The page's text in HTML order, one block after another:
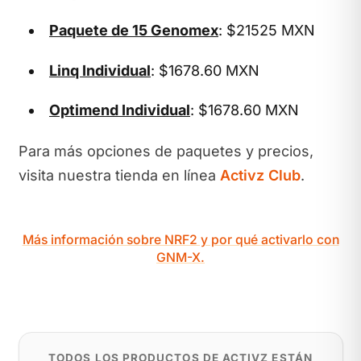
Paquete de 15 Genomex: $21525 MXN
Linq Individual: $1678.60 MXN
Optimend Individual: $1678.60 MXN
Para más opciones de paquetes y precios,
visita nuestra tienda en línea Activz Club.
Más información sobre NRF2 y por qué activarlo con
GNM-X.
TODOS LOS PRODUCTOS DE ACTIVZ ESTÁN